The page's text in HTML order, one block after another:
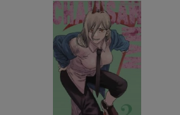
CHAINSAW